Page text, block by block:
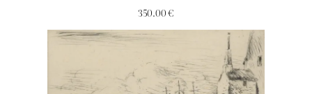
350.00€